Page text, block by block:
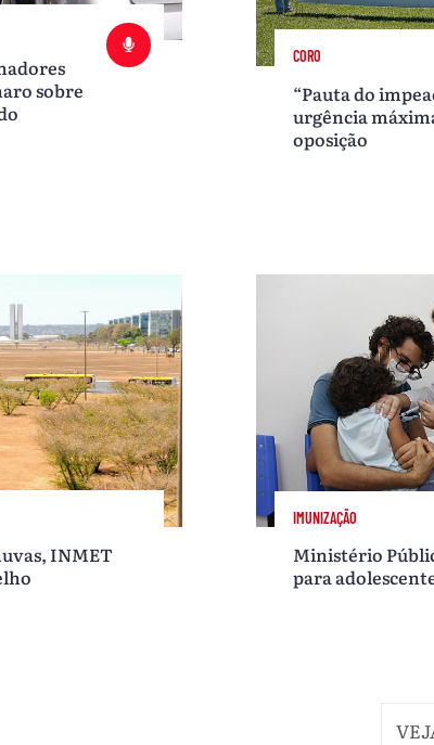
sobre
CORO
“Pauta do
urgência
oposição
INMET
IMUNIZAÇÃO
Ministério
para